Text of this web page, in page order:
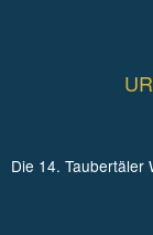
Die 14. Taubertäler